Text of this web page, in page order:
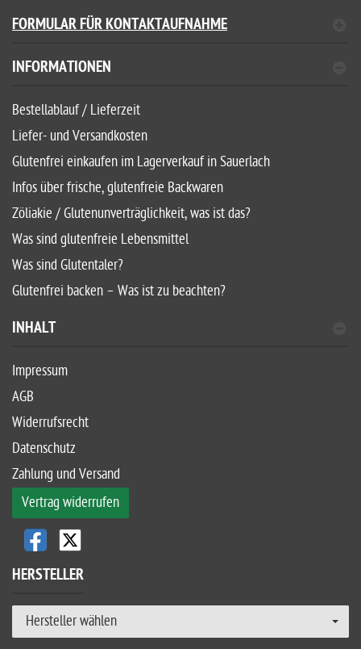
FORMULAR FÜR KONTAKTAUFNAHME
INFORMATIONEN
Bestellablauf / Lieferzeit
Liefer- und Versandkosten
Glutenfrei einkaufen im Lagerverkauf in Sauerlach
Infos über frische, glutenfreie Backwaren
Zöliakie / Glutenunverträglichkeit, was ist das?
Was sind glutenfreie Lebensmittel
Was sind Glutentaler?
Glutenfrei backen – Was ist zu beachten?
INHALT
Impressum
AGB
Widerrufsrecht
Datenschutz
Zahlung und Versand
Vertrag widerrufen
HERSTELLER
Hersteller wählen